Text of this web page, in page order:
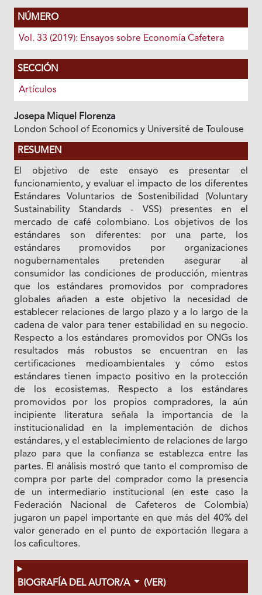
NÚMERO
Vol. 33 (2019): Ensayos sobre Economía Cafetera
SECCIÓN
Artículos
Josepa Miquel Florenza
London School of Economics y Université de Toulouse
RESUMEN
El objetivo de este ensayo es presentar el
funcionamiento, y evaluar el impacto de los diferentes
Estándares Voluntarios de Sostenibilidad (Voluntary
Sustainability Standards - VSS) presentes en el
mercado de café colombiano. Los objetivos de los
estándares son diferentes: por una parte, los
estándares promovidos por organizaciones
nogubernamentales pretenden asegurar al
consumidor las condiciones de producción, mientras
que los estándares promovidos por compradores
globales añaden a este objetivo la necesidad de
establecer relaciones de largo plazo y a lo largo de la
cadena de valor para tener estabilidad en su negocio.
Respecto a los estándares promovidos por ONGs los
resultados más robustos se encuentran en las
certificaciones medioambientales y cómo estos
estándares tienen impacto positivo en la protección
de los ecosistemas. Respecto a los estándares
promovidos por los propios compradores, la aún
incipiente literatura señala la importancia de la
institucionalidad en la implementación de dichos
estándares, y el establecimiento de relaciones de largo
plazo para que la confianza se establezca entre las
partes. El análisis mostró que tanto el compromiso de
compra por parte del comprador como la presencia
de un intermediario institucional (en este caso la
Federación Nacional de Cafeteros de Colombia)
jugaron un papel importante en que más del 40% del
valor generado en el punto de exportación llegara a
los caficultores.
BIOGRAFÍA DEL AUTOR/A (VER)